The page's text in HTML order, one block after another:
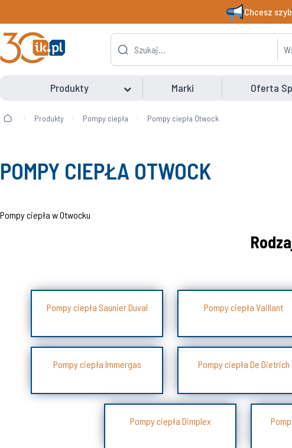
Chcesz
Produkty Marki Oferta
Produkty Pompy ciepła Pompy ciepła Otwock
POMPY CIEPŁA OTWOCK
Pompy ciepła w Otwocku
Pompy ciepła Saunier Duval Pompy ciepła Vaillant
Pompy ciepła Immergas Pompy ciepła De Dietrich
Pompy ciepła Dimplex